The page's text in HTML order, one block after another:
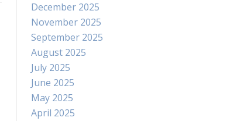
December 2025
November 2025
September 2025
August 2025
July 2025
June 2025
May 2025
April 2025